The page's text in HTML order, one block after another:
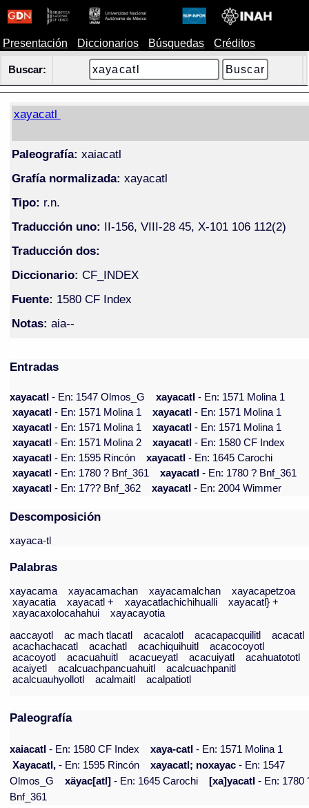
Presentación Diccionarios Búsquedas Créditos
Buscar:
xayacatl
Paleografía: xaiacatl
Grafía normalizada: xayacatl
Tipo: r.n.
Traducción uno: II-156, VIII-28 45, X-101 106 112(2)
Traducción dos:
Diccionario: CF_INDEX
Fuente: 1580 CF Index
Notas: aia--
Entradas
xayacatl- En: 1547 Olmos_G xayacatl- En: 1571 Molina 1
xayacatl- En: 1571 Molina 1 xayacatl- En: 1571 Molina 1
xayacatl- En: 1571 Molina 1 xayacatl- En: 1571 Molina 1
xayacatl- En: 1571 Molina 2 xayacatl- En: 1580 CF Index
xayacatl- En: 1595 Rincón xayacatl- En: 1645 Carochi
xayacatl- En: 1780 ? Bnf_361 xayacatl- En: 1780 ? Bnf_361
xayacatl- En: 17?? Bnf_362 xayacatl- En: 2004 Wimmer
Descomposición
xayaca-tl
Palabras
xayacama xayacamachan xayacamalchan
xayacapetzoa
xayacatia
xayacatl + xayacatlachichihualli
xayacatl} +
xayacaxolocahahui
xayacayotia
aaccayotl
ac mach tlacatl acacalotl acacapacquilitl
acacatl
acachachacatl
acachatl acachiquihuitl
acacocoyotl
acacoyotl
acacuahuitl acacueyatl acacuiyatl
acahuatototl
acaiyetl
acalcuachpancuahuitl
acalcuachpanitl
acalcuauhyollotl
acalmaitl acalpatiotl
Paleografía
xaiacatl - En: 1580 CF Index xaya-catl - En: 1571 Molina 1
Xayacatl, - En: 1595 Rincón xayacatl; noxayac - En: 1547
Olmos_G
xäyac[atl] - En: 1645 Carochi [xa]yacatl - En: 1780
Bnf_361